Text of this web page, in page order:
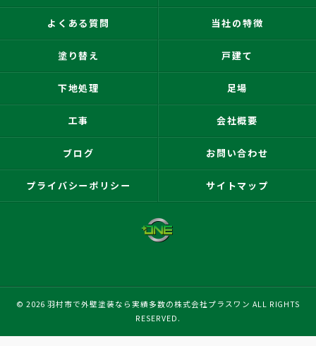
よくある質問 当社の特徴
塗り替え 戸建て
下地処理 足場
工事 会社概要
ブログ お問い合わせ
プライバシーポリシー サイトマップ
© 2026 羽村市で外壁塗装なら実績多数の株式会社プラスワン ALL RIGHTS
RESERVED.